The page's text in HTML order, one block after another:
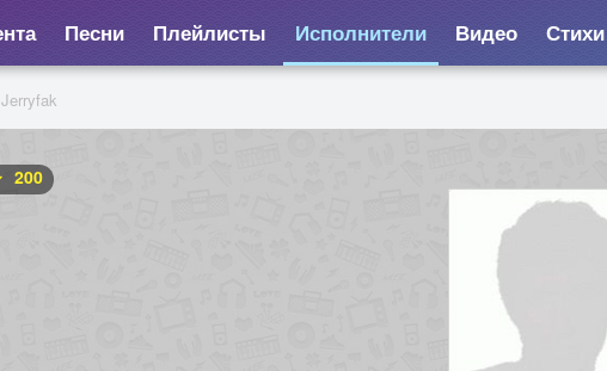
Песни Плейлисты Исполнители Видео Стихи
Jerryfak
200